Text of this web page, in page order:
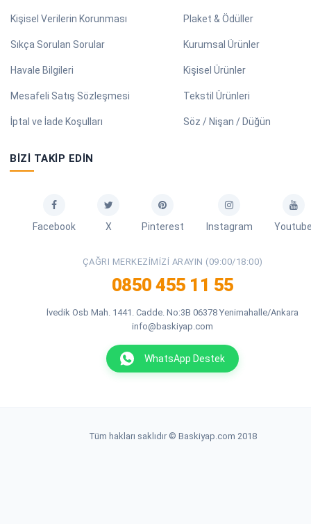
Kişisel Verilerin Korunması
Sıkça Sorulan Sorular
Havale Bilgileri
Mesafeli Satış Sözleşmesi
İptal ve İade Koşulları
Plaket & Ödüller
Kurumsal Ürünler
Kişisel Ürünler
Tekstil Ürünleri
Söz / Nişan / Düğün
BIZI TAKIP EDIN
Facebook X Pinterest Instagram
ÇAĞRI MERKEZIMIZI ARAYIN (09:00/18:00)
0850 455 11 55
İvedik Osb Mah. 1441. Cadde. No:3B 06378 Yenimahalle/Ankara
info@baskiyap.com
WhatsApp Destek
Tüm hakları saklıdır © Baskiyap.com 2018